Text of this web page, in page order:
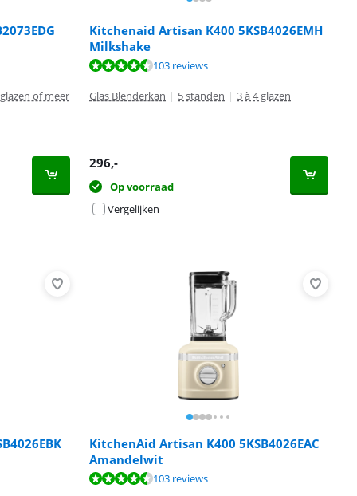
of meer
Kitchenaid Artisan K400 5KSB4026EMH
Milkshake
103 reviews
Glas Blenderkan | 5 standen | 3 à 4 glazen
296,-
Op voorraad
Vergelijken
KitchenAid Artisan K400 5KSB4026EAC
Amandelwit
103 reviews